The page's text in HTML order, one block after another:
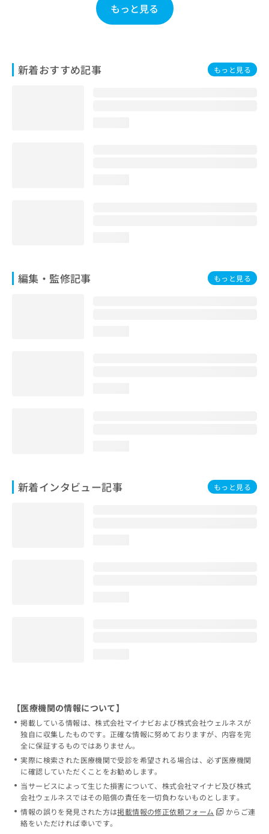
もっと見る
新着おすすめ記事 もっと見る
編集・監修記事 もっと見る
新着インタビュー記事 もっと見る
せ
【医療機関の情報について】
掲載している情報は、株式会社マイナビおよび株式会社ウェルネスが
独自に収集したものです。正確な情報に努めておりますが、内容を完
全に保証するものではありません。
実際に検索された医療機関で受診を希望される場合は、必ず医療機関
に確認していただくことをお勧めします。
当サービスによって生じた損害について、株式会社マイナビ及び株式
会社ウェルネスではその賠償の責任を一切負わないものとします。
情報の誤りを発見された方は掲載情報の修正依頼フォーム
からご連
絡をいただければ幸いです。